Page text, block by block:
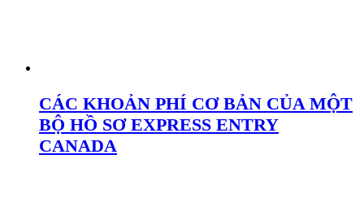
CÁC KHOẢN PHÍ CƠ BẢN CỦA MỘT
BỘ HỒ SƠ EXPRESS ENTRY
CANADA